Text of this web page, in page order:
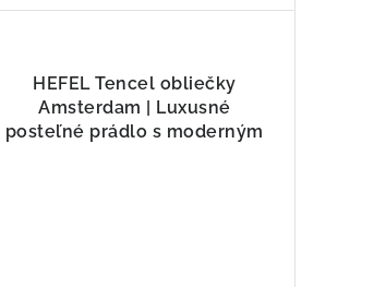
HEFEL Tencel obliečky
Amsterdam | Luxusné
posteľné prádlo s moderným